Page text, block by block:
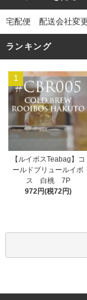
宅配便 配送会社変
ランキング
1
【ルイボスTeabag】コ
ールドブリュールイボ
ス 白桃 7P
972円(税72円)